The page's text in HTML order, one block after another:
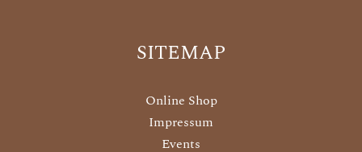
SITEMAP
Online Shop
Impressum
Events